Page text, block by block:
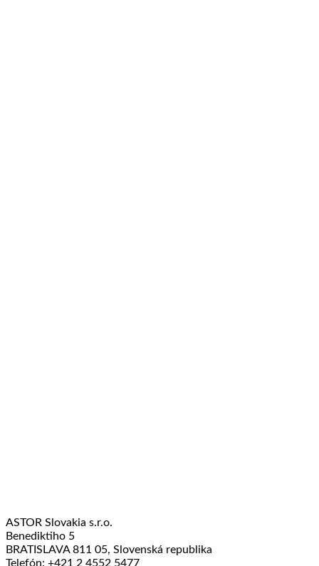
ASTOR Slovakia s.r.o.
Benediktiho 5
BRATISLAVA 811 05, Slovenská republika
Telefón: +421 2 4552 5477